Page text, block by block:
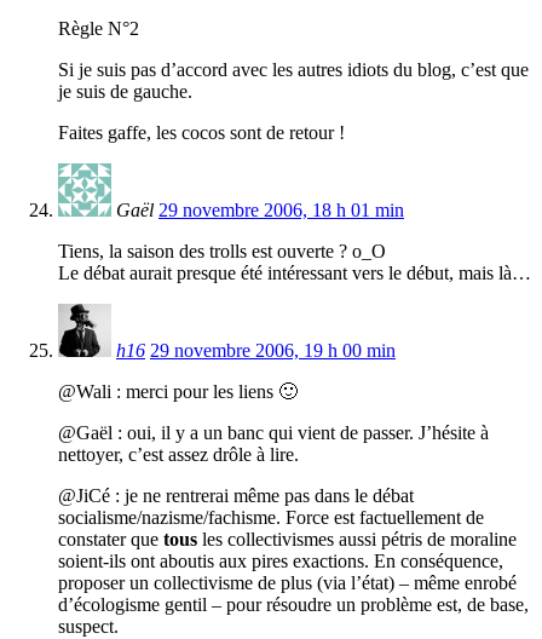
Règle N°2
Si je suis pas d’accord avec les autres idiots du blog, c’est que
je suis de gauche.
Faites gaffe, les cocos sont de retour !
Gaël 29 novembre 2006, 18 h 01 min
Tiens, la saison des trolls est ouverte ? o_O
Le débat aurait presque été intéressant vers le début, mais là…
h16 29 novembre 2006, 19 h 00 min
@Wali : merci pour les liens 🙂
@Gaël : oui, il y a un banc qui vient de passer. J’hésite à
nettoyer, c’est assez drôle à lire.
@JiCé : je ne rentrerai même pas dans le débat
socialisme/nazisme/fachisme. Force est factuellement de
constater que tous les collectivismes aussi pétris de moraline
soient-ils ont aboutis aux pires exactions. En conséquence,
proposer un collectivisme de plus (via l’état) – même enrobé
d’écologisme gentil – pour résoudre un problème est, de base,
suspect.